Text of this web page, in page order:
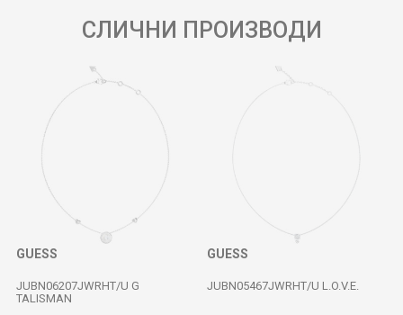
СЛИЧНИ ПРОИЗВОДИ
GUESS
JUBN06207JWRHT/U G
TALISMAN
GUESS
JUBN05467JWRHT/U L.O.V.E.